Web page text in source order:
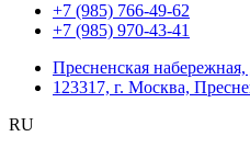
+7 (985) 766-49-62
+7 (985) 970-43-41
Пресненская набережная,
123317, г. Москва,
RU